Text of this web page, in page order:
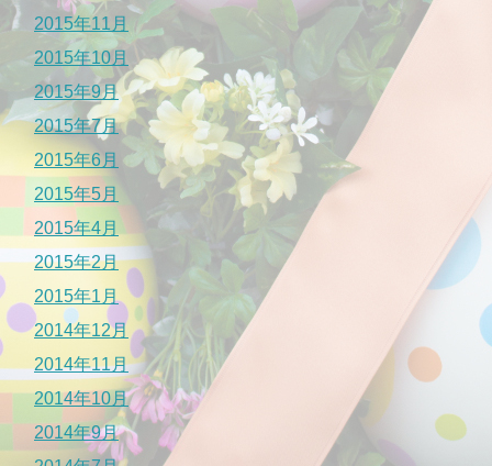
2015年11月
2015年10月
2015年9月
2015年7月
2015年6月
2015年5月
2015年4月
2015年2月
2015年1月
2014年12月
2014年11月
2014年10月
2014年9月